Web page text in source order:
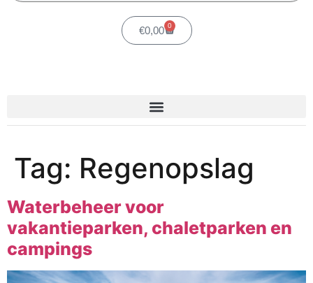
€0,00 0
Tag: Regenopslag
Waterbeheer voor
vakantieparken, chaletparken en
campings